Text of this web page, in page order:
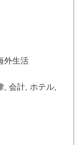
外生活
, 会計, ホテル,